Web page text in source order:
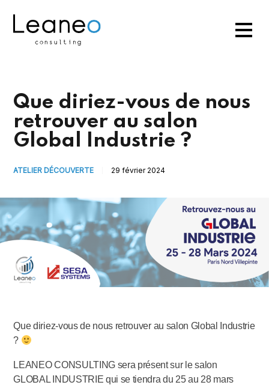
Que diriez-vous de nous
retrouver au salon
Global Industrie ?
ATELIER DÉCOUVERTE 29 février 2024
Que diriez-vous de nous retrouver au salon Global Industrie
?
LEANEO CONSULTING sera présent sur le salon
GLOBAL INDUSTRIE qui se tiendra du 25 au 28 mars